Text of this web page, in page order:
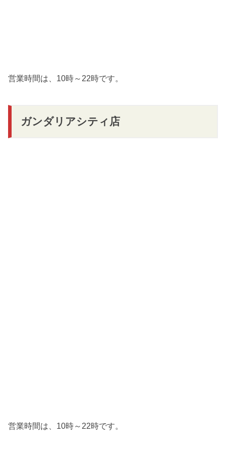
営業時間は、10時～22時です。
ガンダリアシティ店
営業時間は、10時～22時です。